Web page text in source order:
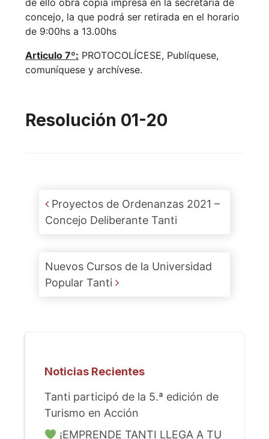
de ello obra copia impresa en la secretaria de
concejo, la que podrá ser retirada en el horario
de 9:00hs a 13.00hs
Articulo 7º: PROTOCOLÍCESE, Publíquese,
comuníquese y archívese.
Resolución 01-20
Post navigation
Proyectos de Ordenanzas 2021 –
Concejo Deliberante Tanti
Nuevos Cursos de la Universidad
Popular Tanti
Noticias Recientes
Tanti participó de la 5.ª edición de
Turismo en Acción
¡EMPRENDE TANTI LLEGA A TU